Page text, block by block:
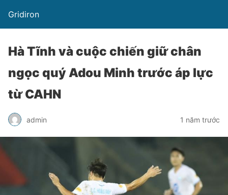
Gridiron
Hà Tĩnh và cuộc chiến giữ chân
ngọc quý Adou Minh trước áp lực
từ CAHN
admin 1 năm trước